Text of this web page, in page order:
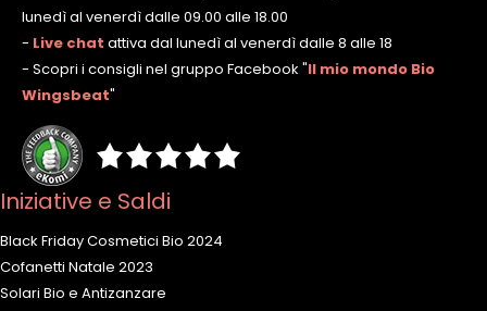
lunedì al venerdì dalle 09.00 alle 18.00
- Live chat attiva dal lunedì al venerdì dalle 8 alle 18
- Scopri i consigli nel gruppo Facebook "Il mio mondo Bio
Wingsbeat"
Iniziative e Saldi
Black Friday Cosmetici Bio 2024
Cofanetti Natale 2023
Solari Bio e Antizanzare